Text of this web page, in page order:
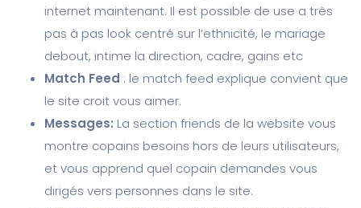
internet maintenant. Il est possible de use a très
pas à pas look centré sur l’ethnicité, le mariage
debout, intime la direction, cadre, gains etc
Match Feed : le match feed explique convient que
le site croit vous aimer.
Messages: La section friends de la website vous
montre copains besoins hors de leurs utilisateurs,
et vous apprend quel copain demandes vous
dirigés vers personnes dans le site.